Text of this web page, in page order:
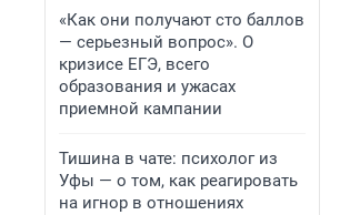
«Как они получают сто баллов
— серьезный вопрос». О
кризисе ЕГЭ, всего
образования и ужасах
приемной кампании
Тишина в чате: психолог из
Уфы — о том, как реагировать
на игнор в отношениях